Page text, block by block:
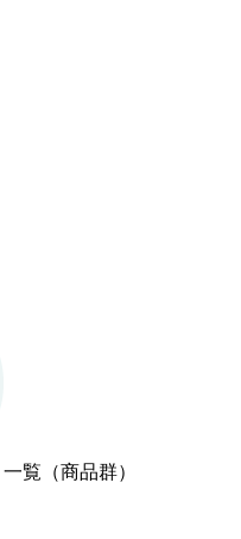
一覧（商品群）